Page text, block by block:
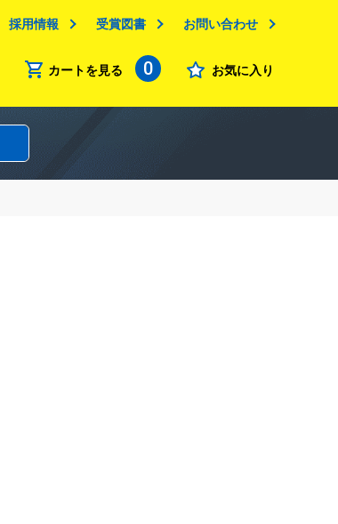
採用情報 受賞図書 お問い合わせ
カートを見る 0 お気に入り